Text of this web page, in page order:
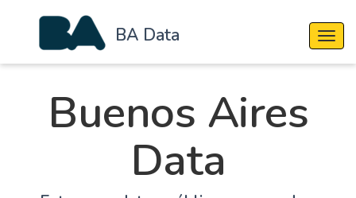
BA Data
Buenos Aires
Data